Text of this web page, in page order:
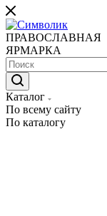
ПРАВОСЛАВНАЯ
ЯРМАРКА
Каталог
По всему сайту
По каталогу